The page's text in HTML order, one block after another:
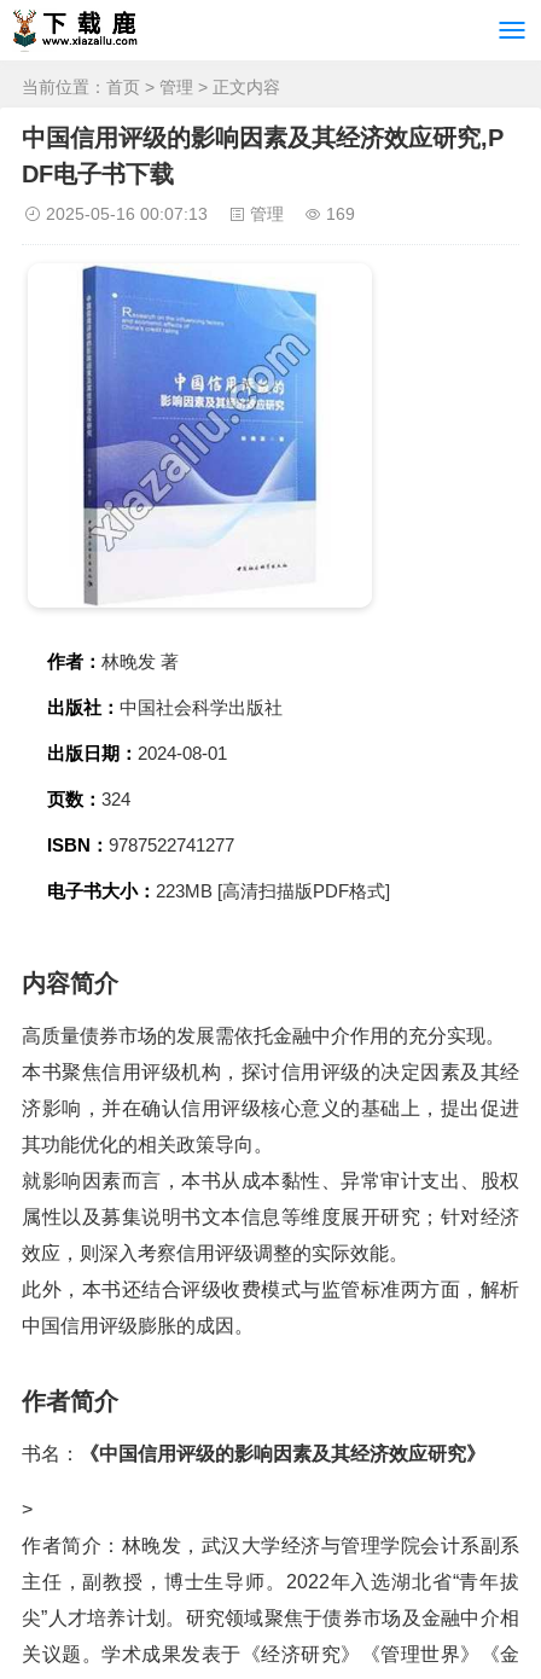
当前位置： 首页 > 管理 > 正文内容
中国信用评级的影响因素及其经济效应研究,P
DF电子书下载
2025-05-16 00:07:13 管理 169
作者： 林晚发 著
出版社： 中国社会科学出版社
出版日期： 2024-08-01
页数： 324
ISBN： 9787522741277
电子书大小： 223MB [高清扫描版PDF格式]
内容简介
高质量债券市场的发展需依托金融中介作用的充分实现。
本书聚焦信用评级机构，探讨信用评级的决定因素及其经
济影响，并在确认信用评级核心意义的基础上，提出促进
其功能优化的相关政策导向。
就影响因素而言，本书从成本黏性、异常审计支出、股权
属性以及募集说明书文本信息等维度展开研究；针对经济
效应，则深入考察信用评级调整的实际效能。
此外，本书还结合评级收费模式与监管标准两方面，解析
中国信用评级膨胀的成因。
作者简介
书名： 《中国信用评级的影响因素及其经济效应研究》
>
作者简介：林晚发，武汉大学经济与管理学院会计系副系
主任，副教授，博士生导师。2022年入选湖北省“青年拔
尖”人才培养计划。研究领域聚焦于债券市场及金融中介相
关议题。学术成果发表于《经济研究》《管理世界》《金